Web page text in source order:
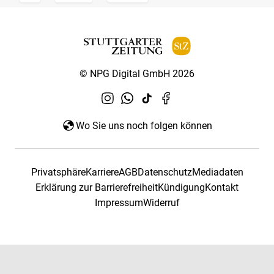
© NPG Digital GmbH 2026
Wo Sie uns noch folgen können
PrivatsphäreKarriereAGBDatenschutzMediadaten
Erklärung zur BarrierefreiheitKündigungKontakt
ImpressumWiderruf